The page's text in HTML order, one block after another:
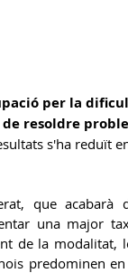
per la
resoldre
s'ha reduït
que acabarà
una major
de la modalitat,
predominen